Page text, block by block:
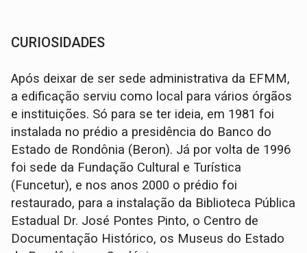
CURIOSIDADES
Após deixar de ser sede administrativa da EFMM,
a edificação serviu como local para vários órgãos
e instituições. Só para se ter ideia, em 1981 foi
instalada no prédio a presidência do Banco do
Estado de Rondônia (Beron). Já por volta de 1996
foi sede da Fundação Cultural e Turística
(Funcetur), e nos anos 2000 o prédio foi
restaurado, para a instalação da Biblioteca Pública
Estadual Dr. José Pontes Pinto, o Centro de
Documentação Histórico, os Museus do Estado